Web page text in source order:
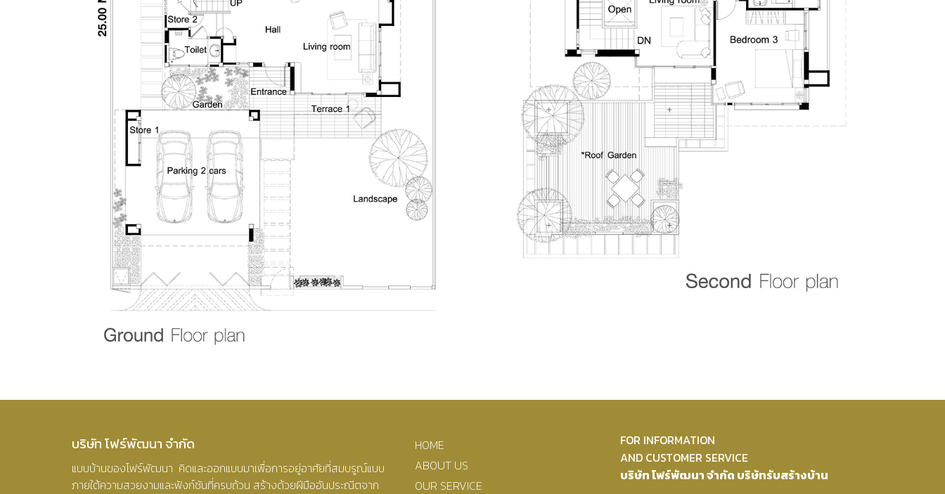
บริษัท โฟร์พัฒนา จำกัด
แบบบ้านของโฟร์พัฒนา คิดและออกแบบมาเพื่อการอยู่อาศัยที่สมบรูณ์แบบ
ภายใต้ความสวยงามและฟังก์ชันที่ครบถ้วน สร้างด้วยฝีมืออันประณีตจาก
HOME
ABOUT US
OUR SERVICE
FOR INFORMATION
AND CUSTOMER SERVICE
บริษัท โฟร์พัฒนา จำกัด บริษัทรับสร้างบ้าน